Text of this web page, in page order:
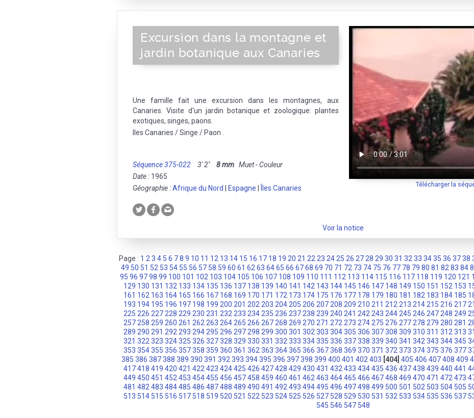
Télécharger la
Excursion dans la montagne et
jardin botanique aux Canaries
Une famille fait une excursion dans les montagnes, aux
Canaries. Visite d'un jardin botanique et zoologique: plantes
exotiques, singes, paons.
Iles Canaries / Singe / Paon .
Séquence 375-022 3' 2'' 8 mm Muet - Couleur
Date : 1965
Géographie :Afrique du Nord Espagne Îles Canaries
Voir la notice
Page : 1 2 3 4 5 6 7 8 9 10 11 12 13 14 15 16 17 18 19 20 21 22 23 24 25 26 27 28 29 30 31 32 33 34 35 36 37 38
49 50 51 52 53 54 55 56 57 58 59 60 61 62 63 64 65 66 67 68 69 70 71 72 73 74 75 76 77 78 79 80 81 82 83 84
95 96 97 98 99 100 101 102 103 104 105 106 107 108 109 110 111 112 113 114 115 116 117 118 119 120 121
129 130 131 132 133 134 135 136 137 138 139 140 141 142 143 144 145 146 147 148 149 150 151 152 153
161 162 163 164 165 166 167 168 169 170 171 172 173 174 175 176 177 178 179 180 181 182 183 184 185
193 194 195 196 197 198 199 200 201 202 203 204 205 206 207 208 209 210 211 212 213 214 215 216 217
225 226 227 228 229 230 231 232 233 234 235 236 237 238 239 240 241 242 243 244 245 246 247 248 249
257 258 259 260 261 262 263 264 265 266 267 268 269 270 271 272 273 274 275 276 277 278 279 280 281
289 290 291 292 293 294 295 296 297 298 299 300 301 302 303 304 305 306 307 308 309 310 311 312 313
321 322 323 324 325 326 327 328 329 330 331 332 333 334 335 336 337 338 339 340 341 342 343 344 345
353 354 355 356 357 358 359 360 361 362 363 364 365 366 367 368 369 370 371 372 373 374 375 376 377
385 386 387 388 389 390 391 392 393 394 395 396 397 398 399 400 401 402 403 [404] 405 406 407 408 409
417 418 419 420 421 422 423 424 425 426 427 428 429 430 431 432 433 434 435 436 437 438 439 440 441
449 450 451 452 453 454 455 456 457 458 459 460 461 462 463 464 465 466 467 468 469 470 471 472 473
481 482 483 484 485 486 487 488 489 490 491 492 493 494 495 496 497 498 499 500 501 502 503 504 505
513 514 515 516 517 518 519 520 521 522 523 524 525 526 527 528 529 530 531 532 533 534 535 536 537
545 546 547 548